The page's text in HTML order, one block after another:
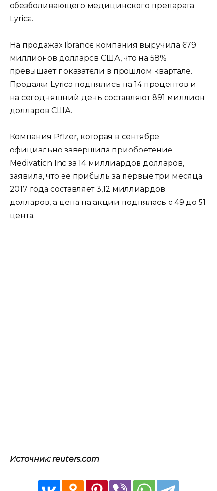
обезболивающего медицинского препарата
Lyrica.
На продажах Ibrance компания выручила 679
миллионов долларов США, что на 58%
превышает показатели в прошлом квартале.
Продажи Lyrica поднялись на 14 процентов и
на сегодняшний день составляют 891 миллион
долларов США.
Компания Pfizer, которая в сентябре
официально завершила приобретение
Medivation Inc за 14 миллиардов долларов,
заявила, что ее прибыль за первые три месяца
2017 года составляет 3,12 миллиардов
долларов, а цена на акции поднялась с 49 до 51
цента.
Источник: reuters.com